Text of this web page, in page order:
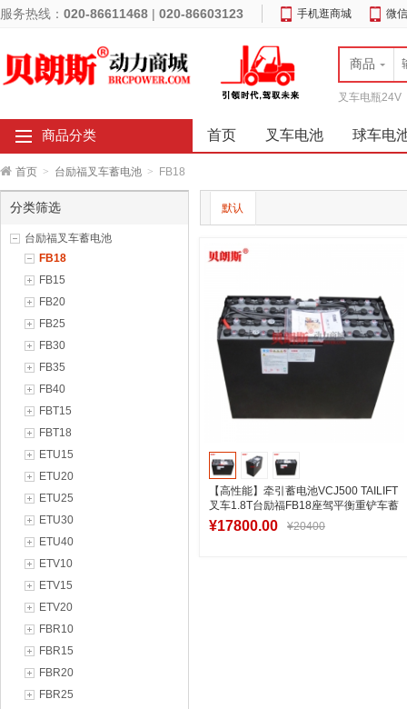
服务热线： 020-86611468 | 020-86603123 手机逛商城 微
商品
叉车电瓶24V
商品分类 首页 叉车电池 球车电
首页 > 台励福叉车蓄电池 > FB18
分类筛选
台励福叉车蓄电池
FB18
FB15
FB20
FB25
FB30
FB35
FB40
FBT15
FBT18
ETU15
ETU20
ETU25
ETU30
ETU40
ETV10
ETV15
ETV20
FBR10
FBR15
FBR20
FBR25
默认
【高性能】牵引蓄电池VCJ500 TAILIFT
叉车1.8T台励福FB18座驾平衡重铲车蓄
电池
¥17800.00 ¥20400